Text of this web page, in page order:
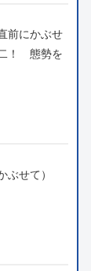
前にかぶせ
！ 態勢を
ぶせて）